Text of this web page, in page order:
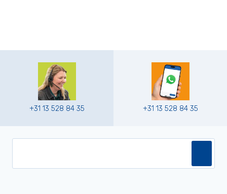
+31 13 528 84 35 +31 13 528 84 35